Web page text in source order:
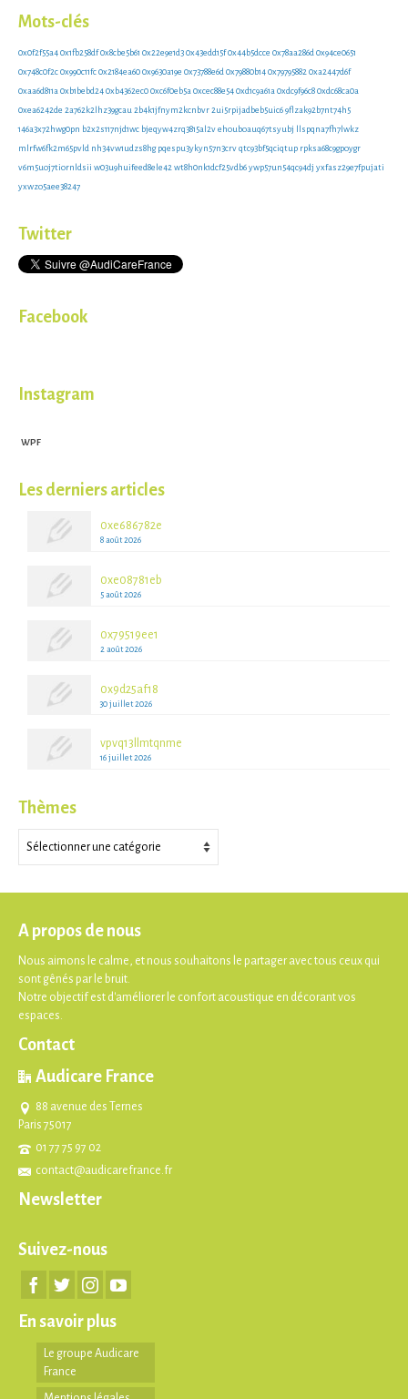
Mots-clés
0x0f2f55a40x1fb258df0x8cbe5b61 0x22e9e1d30x43edd15f0x44b5dcce 0x78aa286d0x94ce0651
0x748c0f2c0x990c11fc0x2184ea600x9630a19e 0x73788e6d0x79880b140x797958820xa2447d6f
0xaa6d811a0xb1bebd240xb4362ec00xc6f0eb5a0xcec88e540xd1c9a61a0xdc9f96c80xdc68ca0a
0xea6242de 2a762k2lhz39gcau2b4k1jfnym2kcnbvr2ui5rpijadbeb5uic69flzak92b7nt74h5
146a3x72hwg0pn b2x2s117njd1wc bjeqyw4zrq3815al2vehouboauq67tsyubj llspqna7fh7lwkz
mlrfw6fk2m65pvld nh34vw1udzs8hg pqespu3ykyn57n3crvqtc93bf5qciqtup rpksa68c9gpoygr
v6m5uoj7tiornldsii w03u9huifeed8ele42wt8h0nk1dcf25vdb6ywp57un54qc94dj yxfasz29e7fpujati
yxwzo5aee38247
Twitter
Facebook
Instagram
WPF
Les derniers articles
0xe686782e
8 août 2026
0xe08781eb
5 août 2026
0x79519ee1
2 août 2026
0x9d25af18
30 juillet 2026
vpvq13llmtqnme
16 juillet 2026
Thèmes
Thèmes
A propos de nous
Nous aimons le calme, et nous souhaitons le partager avec tous ceux qui
sont gênés par le bruit.
Notre objectif est d'améliorer le confort acoustique en décorant vos
espaces.
Contact
Audicare France
88 avenue des Ternes
Paris 75017
01 77 75 97 02
contact@audicarefrance.fr
Newsletter
Suivez-nous
En savoir plus
Le groupe Audicare
France